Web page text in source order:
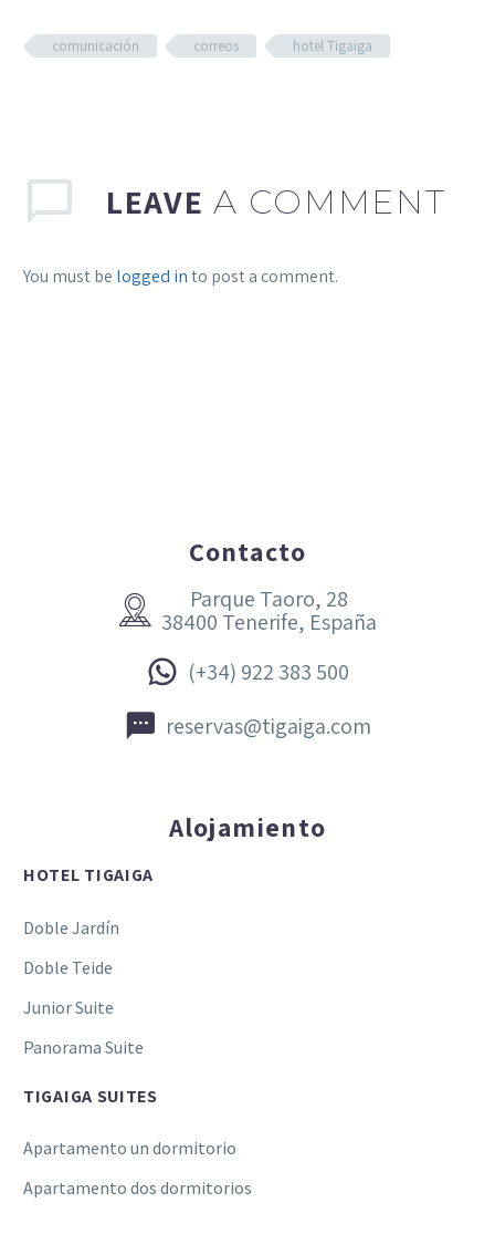
comunicación correos hotel Tigaiga
LEAVE A COMMENT
You must be logged into post a comment.
Contacto


Parque Taoro, 28
38400 Tenerife, España

 (+34) 922 383 500

 reservas@tigaiga.com
Alojamiento
HOTEL TIGAIGA
Doble Jardín
Doble Teide
Junior Suite
Panorama Suite
TIGAIGA SUITES
Apartamento un dormitorio
Apartamento dos dormitorios